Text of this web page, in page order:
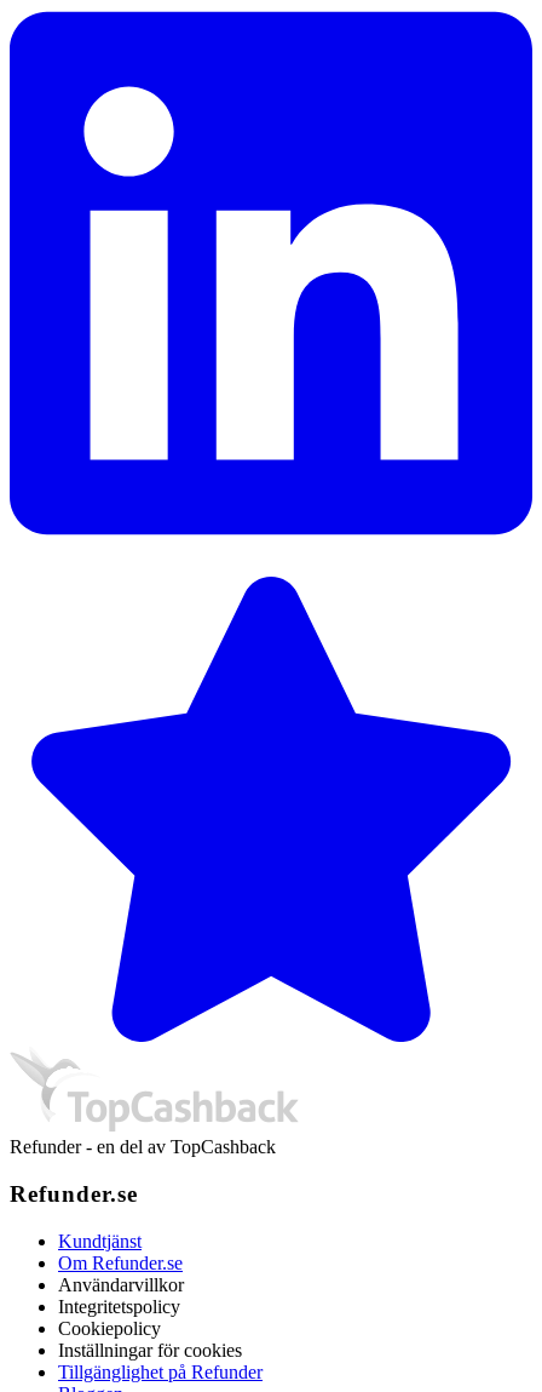
Refunder - en del av TopCashback
Refunder.se
Kundtjänst
Om Refunder.se
Användarvillkor
Integritetspolicy
Cookiepolicy
Inställningar för cookies
Tillgänglighet på Refunder